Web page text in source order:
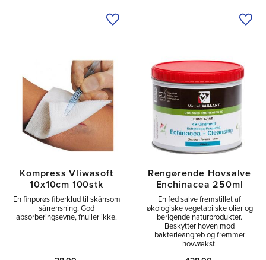
Tilføj til ønskeliste
Kompress Vliwasoft
10x10cm 100stk
En finporøs fiberklud til skånsom
sårrensning. God
absorberingsevne, fnuller ikke.
Rengørende Hovsalve
Enchinacea 250ml
En fed salve fremstillet af
økologiske vegetabilske olier og
berigende naturprodukter.
Beskytter hoven mod
bakterieangreb og fremmer
hovvækst.